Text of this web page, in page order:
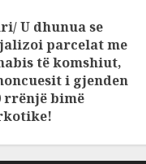
e viktimave
7, 2026
U dhunua se
parcelat me
të komshiut,
i gjenden
rrënjë bimë